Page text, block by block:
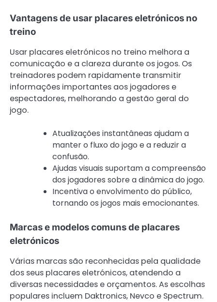
Vantagens de usar placares eletrónicos no
treino
Usar placares eletrónicos no treino melhora a
comunicação e a clareza durante os jogos. Os
treinadores podem rapidamente transmitir
informações importantes aos jogadores e
espectadores, melhorando a gestão geral do
jogo.
Atualizações instantâneas ajudam a
manter o fluxo do jogo e a reduzir a
confusão.
Ajudas visuais suportam a compreensão
dos jogadores sobre a dinâmica do jogo.
Incentiva o envolvimento do público,
tornando os jogos mais emocionantes.
Marcas e modelos comuns de placares
eletrónicos
Várias marcas são reconhecidas pela qualidade
dos seus placares eletrónicos, atendendo a
diversas necessidades e orçamentos. As escolhas
populares incluem Daktronics, Nevco e Spectrum.